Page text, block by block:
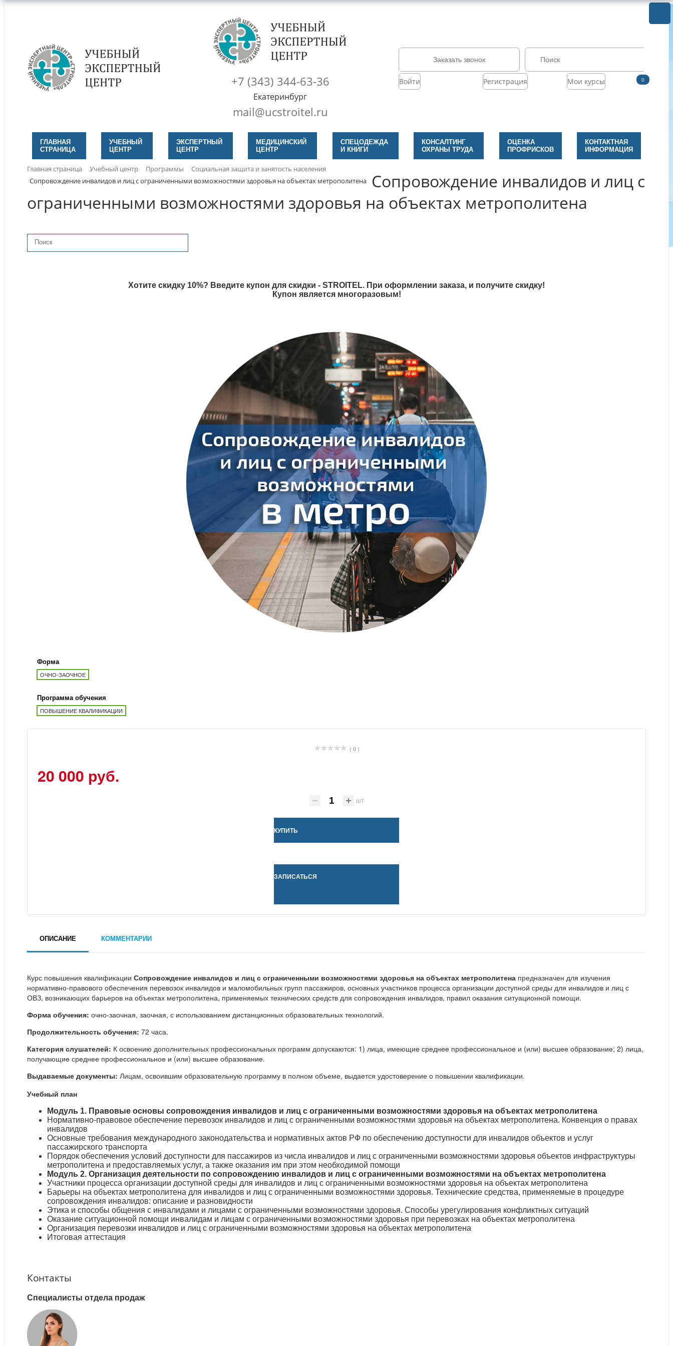
+7 (343) 344-63-36
Екатеринбург
mail@ucstroitel.ru
Заказать звонок
Войти Регистрация Мои курсы 0
ГЛАВНАЯ
СТРАНИЦА
УЧЕБНЫЙ
ЦЕНТР
ЭКСПЕРТНЫЙ
ЦЕНТР
МЕДИЦИНСКИЙ
ЦЕНТР
СПЕЦОДЕЖДА
И КНИГИ
КОНСАЛТИНГ
ОХРАНЫ ТРУДА
ОЦЕНКА
ПРОФРИСКОВ
КОНТАКТНАЯ
ИНФОРМАЦИЯ
Главная страница Учебный центр Программы
Социальная защита и занятость населения
Сопровождение инвалидов и лиц с ограниченными возможностями здоровья на объектах метрополитена
Сопровождение инвалидов и лиц с
ограниченными возможностями здоровья на объектах метрополитена
Хотите скидку 10%? Введите купон для скидки - STROITEL. При оформлении заказа, и получите скидку!
Купон является многоразовым!
Форма
ОЧНО-ЗАОЧНОЕ
Программа обучения
ПОВЫШЕНИЕ КВАЛИФИКАЦИИ
( 0 )
20 000 руб.
шт
КУПИТЬ
ЗАПИСАТЬСЯ
ОПИСАНИЕ КОММЕНТАРИИ
Курс повышения квалификации Сопровождение инвалидов и лиц с ограниченными возможностями здоровья на объектах метрополитена предназначен для изучения
нормативно-правового обеспечения перевозок инвалидов и маломобильных групп пассажиров, основных участников процесса организации доступной среды для инвалидов и лиц с
ОВЗ, возникающих барьеров на объектах метрополитена, применяемых технических средств для сопровождения инвалидов, правил оказания ситуационной помощи.
Форма обучения: очно-заочная, заочная, с использованием дистанционных образовательных технологий.
Продолжительность обучения: 72 часа.
Категория слушателей: К освоению дополнительных профессиональных программ допускаются: 1) лица, имеющие среднее профессиональное и (или) высшее образование; 2) лица,
получающие среднее профессиональное и (или) высшее образование.
Выдаваемые документы: Лицам, освоившим образовательную программу в полном объеме, выдается удостоверение о повышении квалификации.
Учебный план
Модуль 1. Правовые основы сопровождения инвалидов и лиц с ограниченными возможностями здоровья на объектах метрополитена
Нормативно-правовое обеспечение перевозок инвалидов и лиц с ограниченными возможностями здоровья на объектах метрополитена. Конвенция о правах
инвалидов
Основные требования международного законодательства и нормативных актов РФ по обеспечению доступности для инвалидов объектов и услуг
пассажирского транспорта
Порядок обеспечения условий доступности для пассажиров из числа инвалидов и лиц с ограниченными возможностями здоровья объектов инфраструктуры
метрополитена и предоставляемых услуг, а также оказания им при этом необходимой помощи
Модуль 2. Организация деятельности по сопровождению инвалидов и лиц с ограниченными возможностями на объектах метрополитена
Участники процесса организации доступной среды для инвалидов и лиц с ограниченными возможностями здоровья на объектах метрополитена
Барьеры на объектах метрополитена для инвалидов и лиц с ограниченными возможностями здоровья. Технические средства, применяемые в процедуре
сопровождения инвалидов: описание и разновидности
Этика и способы общения с инвалидами и лицами с ограниченными возможностями здоровья. Способы урегулирования конфликтных ситуаций
Оказание ситуационной помощи инвалидам и лицам с ограниченными возможностями здоровья при перевозках на объектах метрополитена
Организация перевозки инвалидов и лиц с ограниченными возможностями здоровья на объектах метрополитена
Итоговая аттестация
Контакты
Специалисты отдела продаж